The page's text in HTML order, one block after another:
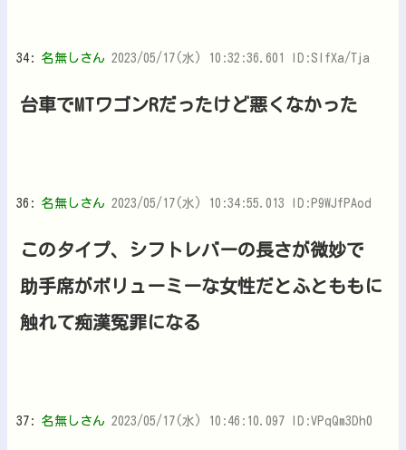
34: 名無しさん 2023/05/17(水) 10:32:36.601 ID:SIfXa/Tja
台車でMTワゴンRだったけど悪くなかった
36: 名無しさん 2023/05/17(水) 10:34:55.013 ID:P9WJfPAod
このタイプ、シフトレバーの長さが微妙で
助手席がボリューミーな女性だとふとももに
触れて痴漢冤罪になる
37: 名無しさん 2023/05/17(水) 10:46:10.097 ID:VPqQm3Dh0